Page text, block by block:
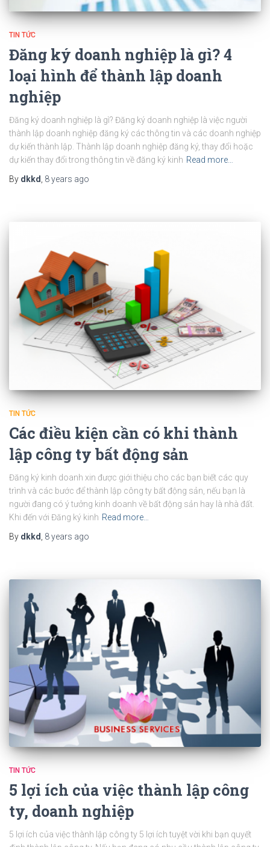
TIN TỨC
Đăng ký doanh nghiệp là gì? 4
loại hình để thành lập doanh
nghiệp
Đăng ký doanh nghiệp là gì? Đăng ký doanh nghiệp là việc người
thành lập doanh nghiệp đăng ký các thông tin và các doanh nghiệp
dự kiến thành lập. Thành lập doanh nghiệp đăng ký, thay đổi hoặc
dự kiến thay đổi trong thông tin về đăng ký kinh Read more…
By dkkd 8 years ago
TIN TỨC
Các điều kiện cần có khi thành
lập công ty bất động sản
Đăng ký kinh doanh xin được giới thiệu cho các bạn biết các quy
trình và các bước để thành lập công ty bất động sản, nếu bạn là
người đang có ý tưởng kinh doanh về bất động sản hay là nhà đất.
Khi đến với Đăng ký kinh Read more…
By dkkd 8 years ago
TIN TỨC
5 lợi ích của việc thành lập công
ty, doanh nghiệp
5 lợi ích của việc thành lập công ty 5 lợi ích tuyệt vời khi bạn quyết